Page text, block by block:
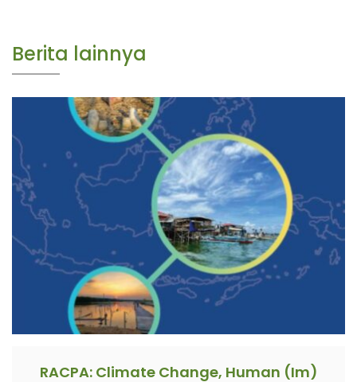
Berita lainnya
RACPA: Climate Change, Human (Im)